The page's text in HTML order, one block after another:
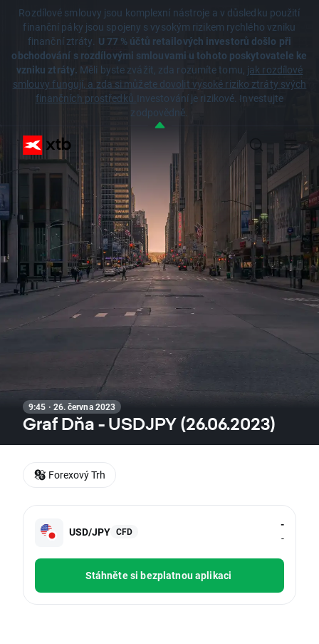
Rozdílové smlouvy jsou komplexní nástroje a v důsledku použití
finanční páky jsou spojeny s vysokým rizikem rychlého vzniku
finanční ztráty. U 77 % účtů retailových investorů došlo při
obchodování s rozdílovými smlouvami u tohoto poskytovatele ke
vzniku ztráty. Měli byste zvážit, zda rozumíte tomu, jak rozdílové
smlouvy fungují, a zda si můžete dovolit vysoké riziko ztráty svých
finančních prostředků.Investování je rizikové. Investujte
zodpovědně.
9:45 · 26. června 2023
Graf Dňa - USDJPY (26.06.2023)
USD/JPY CFD
-
-
Stáhněte si bezplatnou aplikaci
Forexový Trh